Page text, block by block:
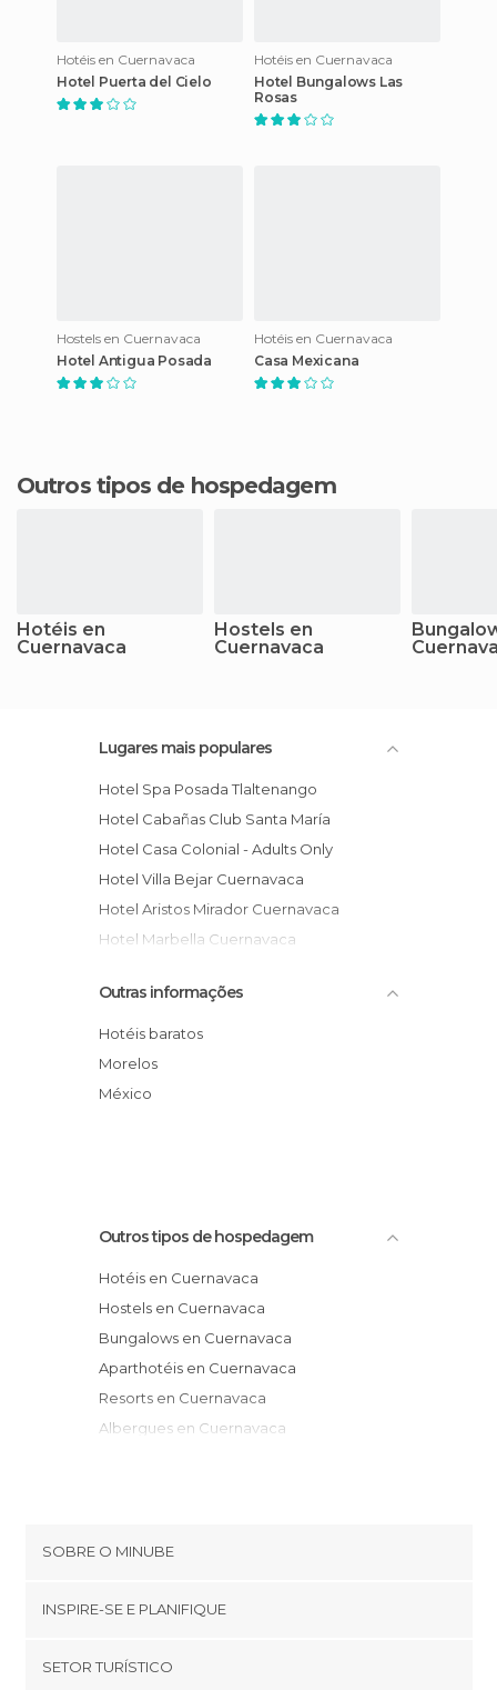
Hotéis en Cuernavaca
Hotel Puerta del Cielo
Hotéis en Cuernavaca
Hotel Bungalows Las
Rosas
Hostels en Cuernavaca
Hotel Antigua Posada
Hotéis en Cuernavaca
Casa Mexicana
Outros tipos de hospedagem
Hotéis en
Cuernavaca
Hostels en
Cuernavaca
Lugares mais populares
Hotel Spa Posada Tlaltenango
Hotel Cabañas Club Santa María
Hotel Casa Colonial - Adults Only
Hotel Villa Bejar Cuernavaca
Hotel Aristos Mirador Cuernavaca
Hotel Marbella Cuernavaca
Hotel Ayurveda Palace
Hotel Las Mañanitas
Fiesta Inn Cuernavaca
Finca Chipitlan Hotel
Outras informações
Hotéis baratos
Morelos
México
Outros tipos de hospedagem
Hotéis en Cuernavaca
Hostels en Cuernavaca
Bungalows en Cuernavaca
Aparthotéis en Cuernavaca
Resorts en Cuernavaca
Albergues en Cuernavaca
SOBRE O MINUBE
Términos e Condições
INSPIRE-SE E PLANIFIQUE
footer@item_discovertips_anchor
SETOR TURÍSTICO